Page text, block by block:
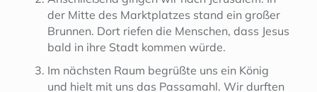
der Mitte des Marktplatzes stand ein großer
Brunnen. Dort riefen die Menschen, dass Jesus
bald in ihre Stadt kommen würde.
Im nächsten Raum begrüßte uns ein König
und hielt mit uns das Passamahl. Wir durften